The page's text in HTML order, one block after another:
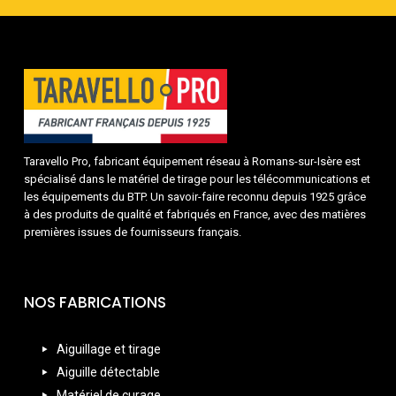
Taravello Pro, fabricant équipement réseau à Romans-sur-Isère est
spécialisé dans le matériel de tirage pour les télécommunications et
les équipements du BTP. Un savoir-faire reconnu depuis 1925 grâce
à des produits de qualité et fabriqués en France, avec des matières
premières issues de fournisseurs français.
NOS FABRICATIONS
Aiguillage et tirage
Aiguille détectable